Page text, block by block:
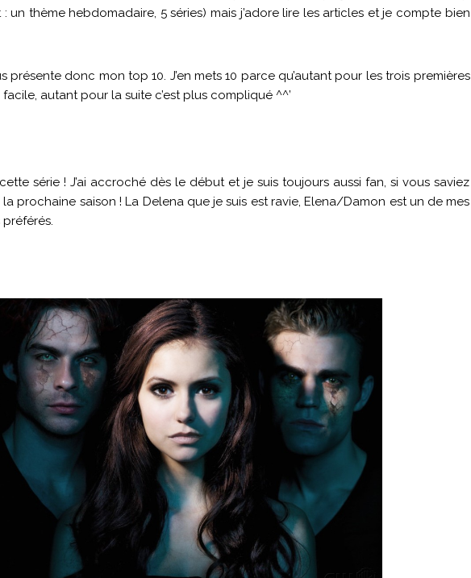
: un thème hebdomadaire, 5 séries) mais j’adore lire les articles et je compte bien
présente donc mon top 10. J’en mets 10 parce qu’autant pour les trois premières
autant pour la suite c’est plus compliqué ^^’
cette série ! J’ai accroché dès le début et je suis toujours aussi fan, si vous saviez
la prochaine saison ! La Delena que je suis est ravie, Elena/Damon est un de mes